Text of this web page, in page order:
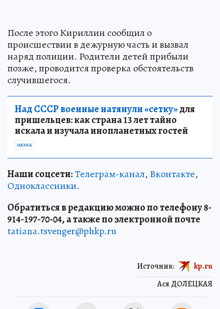
После этого Кириллин сообщил о
происшествии в дежурную часть и вызвал
наряд полиции. Родители детей прибыли
позже, проводится проверка обстоятельств
случившегося.
Над СССР военные натянули «сетку»для
пришельцев: как страна 13 лет тайно
искала и изучала инопланетных гостей
НАУКА
Наши соцсети:Телеграм-канал, Вконтакте,
Одноклассники.
Обратиться в редакцию можно по телефону 8-
914-197-70-04, а также по электронной почте
tatiana.tsvenger@phkp.ru
Ася ДОЛЕЦКАЯ
Источник: kp.ru